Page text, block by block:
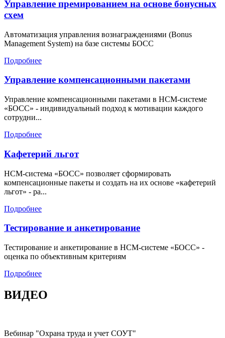
Управление премированием на основе бонусных
схем
Автоматизация управления вознаграждениями (Bonus
Management System) на базе системы БОСС
Подробнее
Управление компенсационными пакетами
Управление компенсационными пакетами в HCM-системе
«БОСС» - индивидуальный подход к мотивации каждого
сотрудни...
Подробнее
Кафетерий льгот
HCM-система «БОСС» позволяет сформировать
компенсационные пакеты и создать на их основе «кафетерий
льгот» - ра...
Подробнее
Тестирование и анкетирование
Тестирование и анкетирование в HCM-системе «БОСС» -
оценка по объективным критериям
Подробнее
ВИДЕО
Вебинар "Охрана труда и учет СОУТ"